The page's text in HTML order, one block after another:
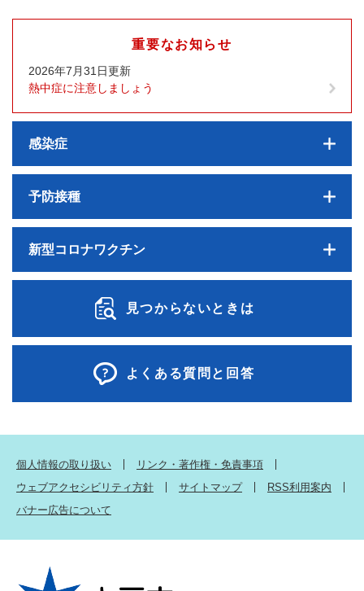
重要なお知らせ
2026年7月31日更新
熱中症に注意しましょう
感染症
予防接種
新型コロナワクチン
見つからないときは
よくある質問と回答
個人情報の取り扱い
リンク・著作権・免責事項
ウェブアクセシビリティ方針
サイトマップ
RSS利用案内
バナー広告について